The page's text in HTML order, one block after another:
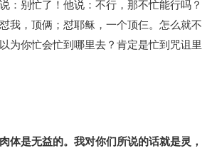
：别忙了！他说：不行，那不忙能行吗？
我，顶俩；怼耶稣，一个顶仨。怎么就不
为你忙会忙到哪里去？肯定是忙到咒诅里
体是无益的。我对你们所说的话就是灵，